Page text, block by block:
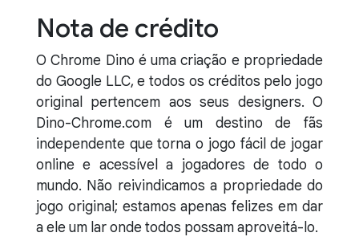
Nota de crédito
O Chrome Dino é uma criação e propriedade
do Google LLC, e todos os créditos pelo jogo
original pertencem aos seus designers. O
Dino-Chrome.com é um destino de fãs
independente que torna o jogo fácil de jogar
online e acessível a jogadores de todo o
mundo. Não reivindicamos a propriedade do
jogo original; estamos apenas felizes em dar
a ele um lar onde todos possam aproveitá-lo.